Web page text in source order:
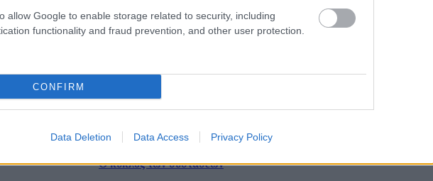
allow Google to enable storage related to security, including
functionality and fraud prevention, and other user protection.
CONFIRM
Data Deletion Data Access Privacy Policy
Βαθμολογήθηκε με
από 5
κύκλο. Ο Ακέλα στέκεται στο κέντρο του κύκλου, κρατώντας τη μπάλα. Πετάει τη
Βαθμολογήθηκε με0από 5
Τα Λυκόπουλα σχηματίζουν ένα κύκλο. Κάθε Λυκόπουλο, εκτός από ένα,
Ο κύκλος των συστάσεων